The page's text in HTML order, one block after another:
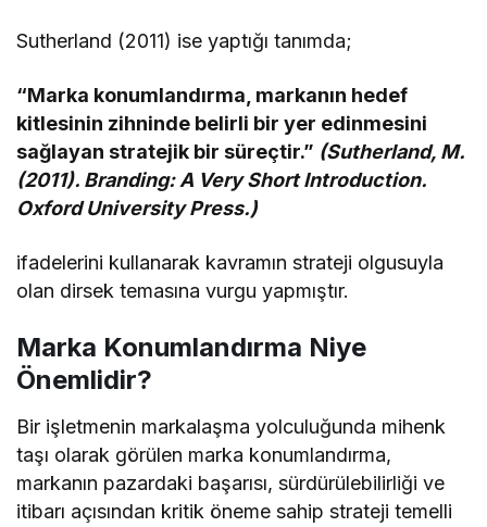
Sutherland (2011) ise yaptığı tanımda;
“Marka konumlandırma, markanın hedef
kitlesinin zihninde belirli bir yer edinmesini
sağlayan stratejik bir süreçtir.” (Sutherland, M.
(2011). Branding: A Very Short Introduction.
Oxford University Press.)
ifadelerini kullanarak kavramın strateji olgusuyla
olan dirsek temasına vurgu yapmıştır.
Marka Konumlandırma Niye
Önemlidir?
Bir işletmenin markalaşma yolculuğunda mihenk
taşı olarak görülen marka konumlandırma,
markanın pazardaki başarısı, sürdürülebilirliği ve
itibarı açısından kritik öneme sahip strateji temelli